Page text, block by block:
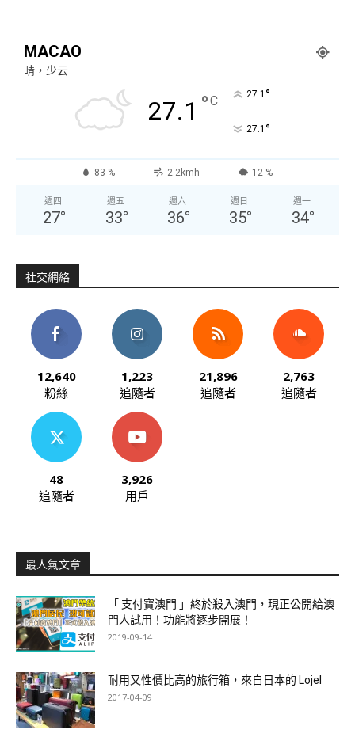
MACAO
晴，少云
27.1 °C 27.1 °
27.1 °
83 % 2.2kmh 12 %
週四
27°
週五
33°
週六
36°
週日
35°
週一
34°
社交網絡
12,640
粉絲
1,223
追隨者
21,896
追隨者
2,763
追隨者
48
追隨者
3,926
用戶
最人氣文章
「 支付寶澳門 」終於殺入澳門，現正公開給澳
門人試用！功能將逐步開展！
2019-09-14
耐用又性價比高的旅行箱，來自日本的 Lojel
2017-04-09